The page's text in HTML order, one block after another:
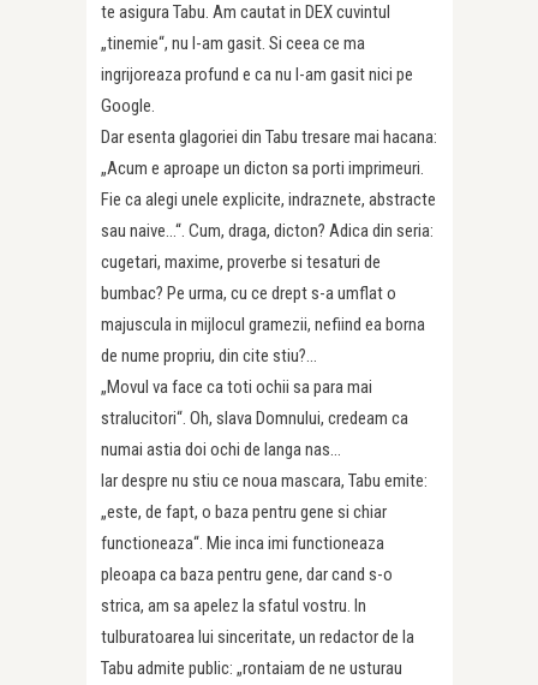
te asigura Tabu. Am cautat in DEX cuvintul
„tinemie“, nu l-am gasit. Si ceea ce ma
ingrijoreaza profund e ca nu l-am gasit nici pe
Google.
Dar esenta glagoriei din Tabu tresare mai hacana:
„Acum e aproape un dicton sa porti imprimeuri.
Fie ca alegi unele explicite, indraznete, abstracte
sau naive…“. Cum, draga, dicton? Adica din seria:
cugetari, maxime, proverbe si tesaturi de
bumbac? Pe urma, cu ce drept s-a umflat o
majuscula in mijlocul gramezii, nefiind ea borna
de nume propriu, din cite stiu?…
„Movul va face ca toti ochii sa para mai
stralucitori“. Oh, slava Domnului, credeam ca
numai astia doi ochi de langa nas…
Iar despre nu stiu ce noua mascara, Tabu emite:
„este, de fapt, o baza pentru gene si chiar
functioneaza“. Mie inca imi functioneaza
pleoapa ca baza pentru gene, dar cand s-o
strica, am sa apelez la sfatul vostru. In
tulburatoarea lui sinceritate, un redactor de la
Tabu admite public: „rontaiam de ne usturau